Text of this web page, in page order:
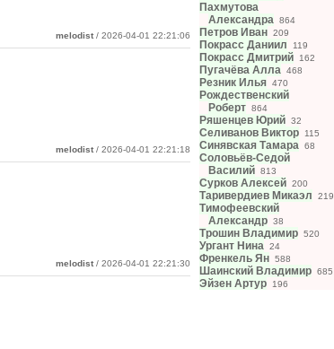
melodist / 2026-04-01 22:21:06
melodist / 2026-04-01 22:21:18
melodist / 2026-04-01 22:21:30
Пахмутова
Александра 864
Петров Иван 209
Покрасс Даниил 119
Покрасс Дмитрий 162
Пугачёва Алла 468
Резник Илья 470
Рождественский
Роберт 864
Ряшенцев Юрий 32
Селиванов Виктор 115
Синявская Тамара 68
Соловьёв-Седой
Василий 813
Сурков Алексей 200
Таривердиев Микаэл 219
Тимофеевский
Александр 38
Трошин Владимир 520
Ургант Нина 24
Френкель Ян 588
Шаинский Владимир 685
Эйзен Артур 196